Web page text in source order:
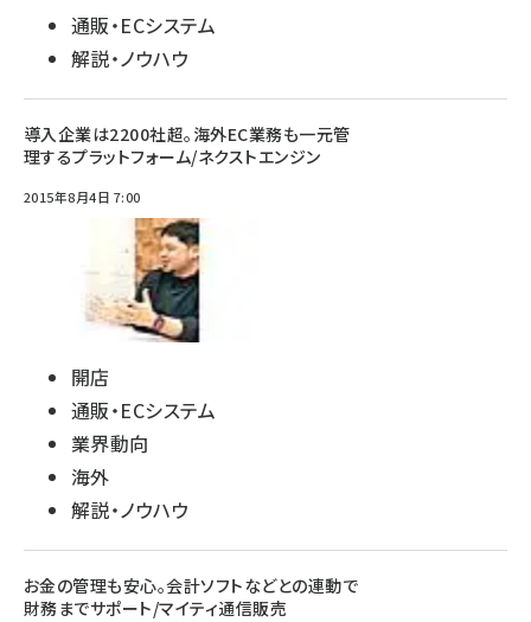
通販・ECシステム
解説・ノウハウ
導入企業は2200社超。海外EC業務も一元管
理するプラットフォーム/ネクストエンジン
2015年8月4日 7:00
開店
通販・ECシステム
業界動向
海外
解説・ノウハウ
お金の管理も安心。会計ソフトなどとの連動で
財務までサポート/マイティ通信販売